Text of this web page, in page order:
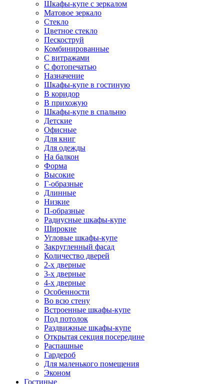
Шкафы-купе с зеркалом
Матовое зеркало
Стекло
Цветное стекло
Пескоструй
Комбинированные
С витражами
С фотопечатью
Назначение
Шкафы-купе в гостиную
В коридор
В прихожую
Шкафы-купе в спальню
Детские
Офисные
Для книг
Для одежды
На балкон
Форма
Высокие
Г-образные
Длинные
Низкие
П-образные
Радиусные шкафы-купе
Широкие
Угловые шкафы-купе
Закругленный фасад
Количество дверей
2-х дверные
3-х дверные
4-х дверные
Особенности
Во всю стену
Встроенные шкафы-купе
Под потолок
Раздвижные шкафы-купе
Открытая секция посередине
Распашные
Гардероб
Для маленького помещения
Эконом
Гостиные